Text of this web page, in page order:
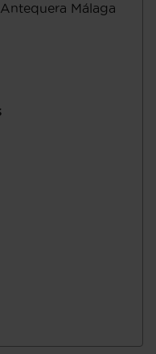
Antequera Málaga